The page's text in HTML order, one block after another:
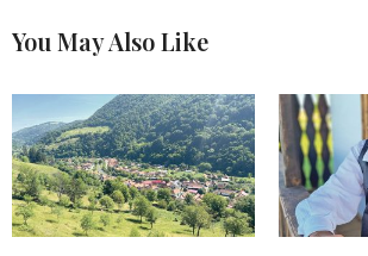
You May Also Like